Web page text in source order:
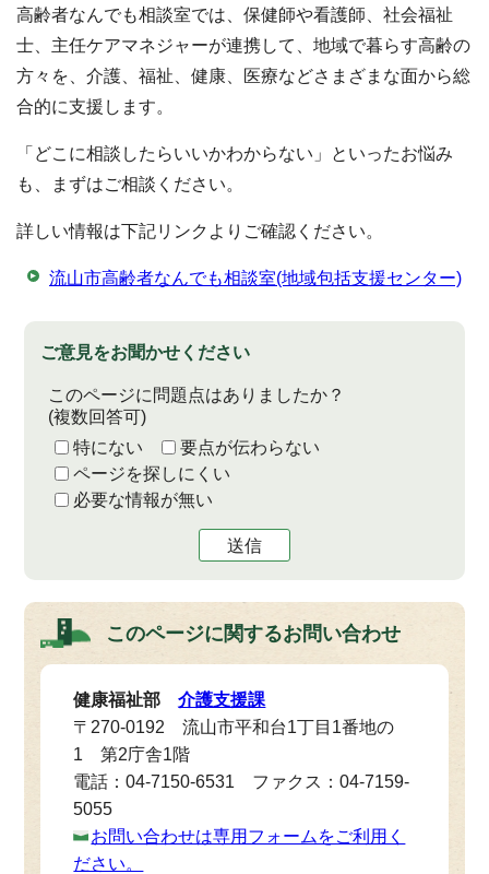
高齢者なんでも相談室では、保健師や看護師、社会福祉
士、主任ケアマネジャーが連携して、地域で暮らす高齢の
方々を、介護、福祉、健康、医療などさまざまな面から総
合的に支援します。
「どこに相談したらいいかわからない」といったお悩み
も、まずはご相談ください。
詳しい情報は下記リンクよりご確認ください。
流山市高齢者なんでも相談室(地域包括支援センター)
ご意見をお聞かせください
このページに問題点はありましたか？
(複数回答可)
特にない
要点が伝わらない
ページを探しにくい
必要な情報が無い
送信
このページに関するお問い合わせ
健康福祉部介護支援課
〒270-0192 流山市平和台1丁目1番地の
1 第2庁舎1階
電話：04-7150-6531 ファクス：04-7159-
5055
お問い合わせは専用フォームをご利用く
ださい。